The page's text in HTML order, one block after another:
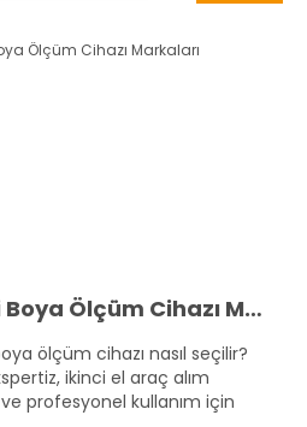
En İyi Boya Ölçüm Cihazı Markaları
ölçüm cihazı nasıl seçilir?
ikinci el araç alım
ve profesyonel kullanım için